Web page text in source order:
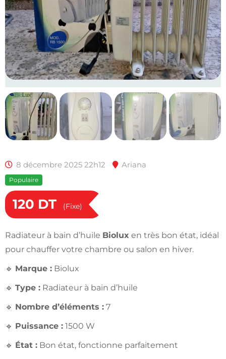
8 décembre 2025 22h12 Ariana
Populaire
120 DT (Fixe)
Radiateur à bain d’huile Biolux en très bon état, idéal
pour chauffer votre chambre ou salon en hiver.
🔹 Marque : Biolux
🔹 Type : Radiateur à bain d’huile
🔹 Nombre d’éléments : 7
🔹 Puissance : 1500 W
🔹 État : Bon état, fonctionne parfaitement